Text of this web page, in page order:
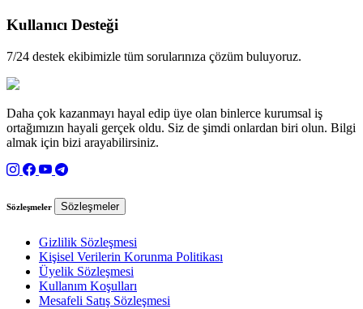
Kullanıcı Desteği
7/24 destek ekibimizle tüm sorularınıza çözüm buluyoruz.
Daha çok kazanmayı hayal edip üye olan binlerce kurumsal iş
ortağımızın hayali gerçek oldu. Siz de şimdi onlardan biri olun. Bilgi
almak için bizi arayabilirsiniz.
Sözleşmeler Sözleşmeler
Gizlilik Sözleşmesi
Kişisel Verilerin Korunma Politikası
Üyelik Sözleşmesi
Kullanım Koşulları
Mesafeli Satış Sözleşmesi